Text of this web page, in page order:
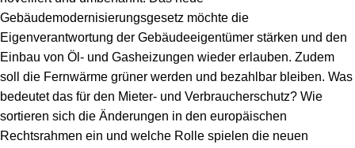
Gebäudemodernisierungsgesetz möchte die
Eigenverantwortung der Gebäudeeigentümer stärken und den
Einbau von Öl- und Gasheizungen wieder erlauben. Zudem
soll die Fernwärme grüner werden und bezahlbar bleiben. Was
bedeutet das für den Mieter- und Verbraucherschutz? Wie
sortieren sich die Änderungen in den europäischen
Rechtsrahmen ein und welche Rolle spielen die neuen